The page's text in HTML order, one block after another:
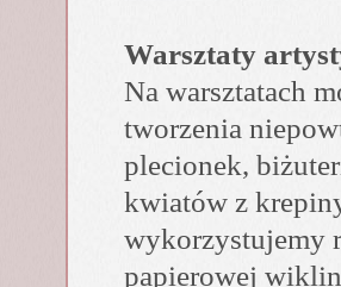
Warsztaty
Na warsztatach
tworzenia
plecionek,
kwiatów z
wykorzystujemy
papierowej